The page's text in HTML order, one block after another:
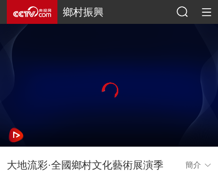
鄉村振興
大地流彩·全國鄉村文化藝術展演季
簡介